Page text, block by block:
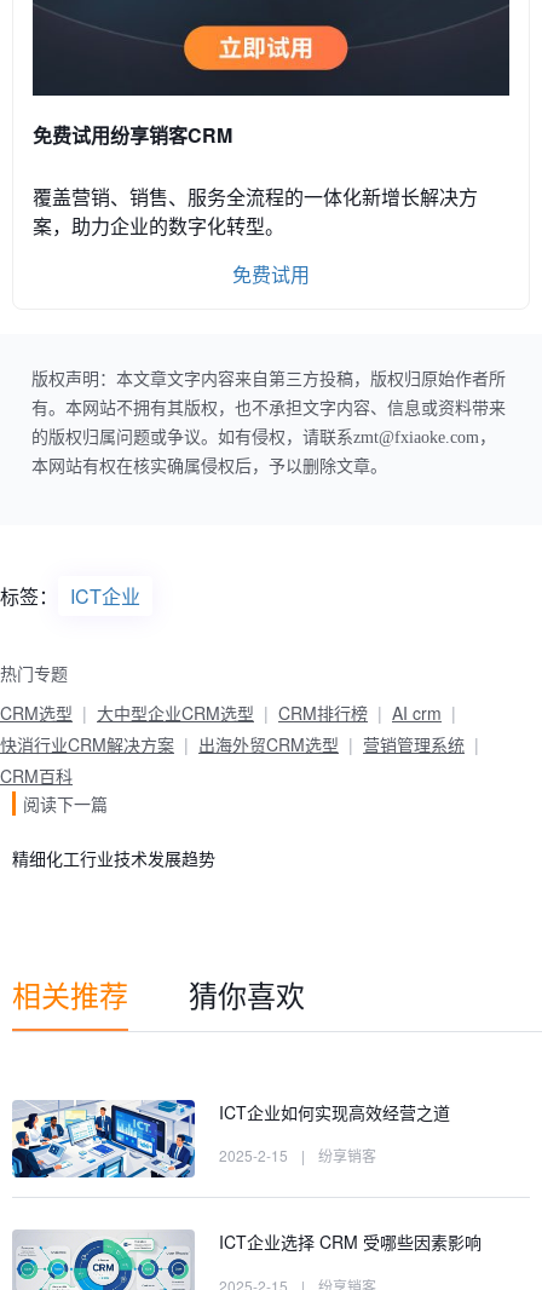
免费试用纷享销客CRM
覆盖营销、销售、服务全流程的一体化新增长解决方
案，助力企业的数字化转型。
免费试用
版权声明：本文章文字内容来自第三方投稿，版权归原始作者所
有。本网站不拥有其版权，也不承担文字内容、信息或资料带来
的版权归属问题或争议。如有侵权，请联系zmt@fxiaoke.com，
本网站有权在核实确属侵权后，予以删除文章。
标签： ICT企业
热门专题
CRM选型
大中型企业CRM选型 CRM排行榜
AI crm
快消行业CRM解决方案
出海外贸CRM选型
营销管理系统
CRM百科
阅读下一篇
精细化工行业技术发展趋势
相关推荐 猜你喜欢
ICT企业如何实现高效经营之道
2025-2-15 | 纷享销客
ICT企业选择 CRM 受哪些因素影响